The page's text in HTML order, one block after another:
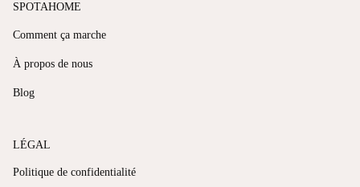
SPOTAHOME
Comment ça marche
À propos de nous
Blog
LÉGAL
Politique de confidentialité